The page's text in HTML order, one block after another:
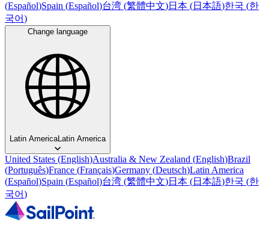
(Español)Spain (Español)台湾 (繁體中文)日本 (日本語)한국 (한
국어)
Change language
Latin AmericaLatin America
United States (English)Australia & New Zealand (English)Brazil
(Português)France (Français)Germany (Deutsch)Latin America
(Español)Spain (Español)台湾 (繁體中文)日本 (日本語)한국 (한
국어)